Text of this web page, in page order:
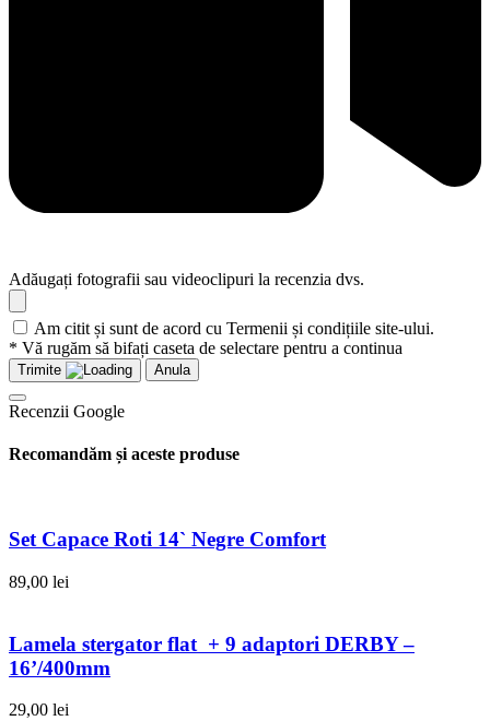
Adăugați fotografii sau videoclipuri la recenzia dvs.
Am citit și sunt de acord cu Termenii și condițiile site-ului.
* Vă rugăm să bifați caseta de selectare pentru a continua
Trimite Anula
Recenzii Google
Recomandăm și aceste produse
Set Capace Roti 14` Negre Comfort
89,00 lei
Lamela stergator flat + 9 adaptori DERBY –
16’/400mm
29,00 lei